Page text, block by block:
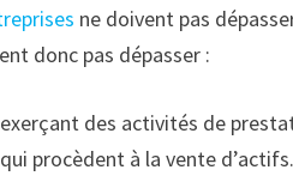
ne doivent pas
donc pas dépasser :
des activités de
procèdent à la vente d’actifs.